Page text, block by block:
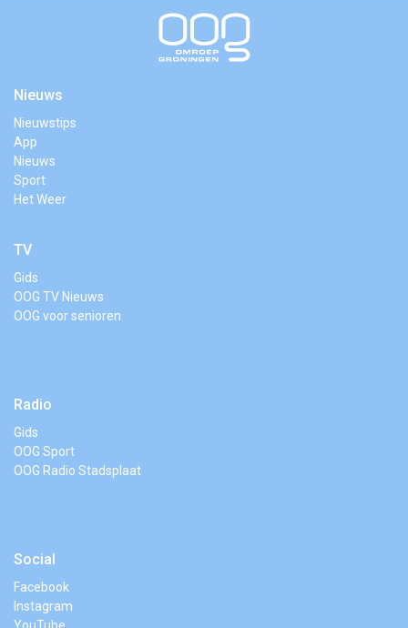
Nieuws
Nieuwstips
App
Nieuws
Sport
Het Weer
TV
Gids
OOG TV Nieuws
OOG voor senioren
Radio
Gids
OOG Sport
OOG Radio Stadsplaat
Social
Facebook
Instagram